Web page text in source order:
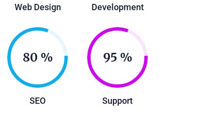
Web Design Development
80
SEO
95
Support